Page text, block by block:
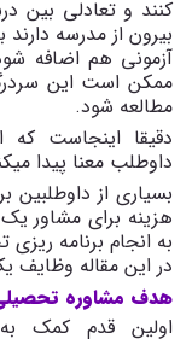
کنند و تعادلی بین
بیرون از مدرسه دارند
آزمونی هم اضافه
ممکن است این
مطالعه شود.
دقیقا اینجاست
داوطلب معنا پیدا
بسیاری از
هزینه برای مشاور
به انجام برنامه
در این مقاله
هدف مشاوره
اولین قدم کمک